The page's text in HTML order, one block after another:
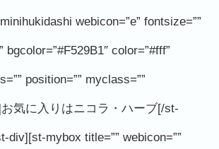
webicon=”e” fontsize=””
bgcolor=”#F529B1″ color=”#fff”
position=”” myclass=””
お気に入りはニコラ・ハーブ[/st-
div][st-mybox title=”” webicon=””